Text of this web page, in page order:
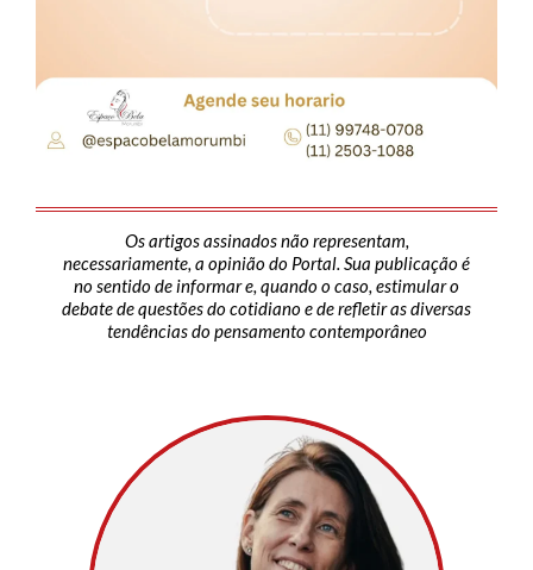
Os artigos assinados não representam,
necessariamente, a opinião do Portal. Sua publicação é
no sentido de informar e, quando o caso, estimular o
debate de questões do cotidiano e de refletir as diversas
tendências do pensamento contemporâneo